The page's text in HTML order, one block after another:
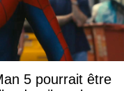
5 pourrait être